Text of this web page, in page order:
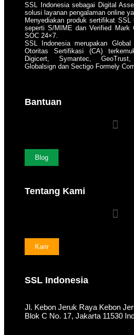
SSL Indonesia sebagai Digital
solusi layanan pengalaman online
Menyediakan produk sertifikat
seperti S/MIME dan Verified Mark
SOC 24×7.
SSL Indonesia merupakan
Otoritas Sertifikasi (CA)
Digicert, Symantec, GeoTrust,
Globalsign dan Sectigo Formely
Bantuan
Blog
Tentang Kami
Karir
SSL Indonesia
Jl. Kebon Jeruk Raya Kebon
Blok C No. 17, Jakarta 11530